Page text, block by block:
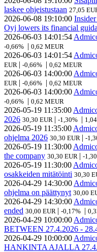
laskee ohjeistustaan 27,05
2026-06-08 19:10:00
Oyj lowers its financial
2026-06-03 14:01:54
-0,66% | 0,62 MEUR
2026-06-03 14:01:54
EUR | -0,66% | 0,62 MEUR
2026-06-03 14:00:00
EUR | -0,66% | 0,62 MEUR
2026-06-03 14:00:00
-0,66% | 0,62 MEUR
2026-05-19 11:35:00
2026 30,30 EUR | -1,30% |
2026-05-19 11:35:00
ohjelma 2026 30,30 EUR | -
2026-05-19 11:30:00
the company 30,30 EUR | -
2026-05-19 11:30:00
osakkeiden mitätöinti 30,30
2026-04-29 14:30:00
ohjelma on päättynyt 30,00
2026-04-29 14:30:00
ended 30,00 EUR | -0,17% |
2026-04-29 10:00:00
BETWEEN 27.4.2026 -
2026-04-29 10:00:00
HANKINTA AJALLA